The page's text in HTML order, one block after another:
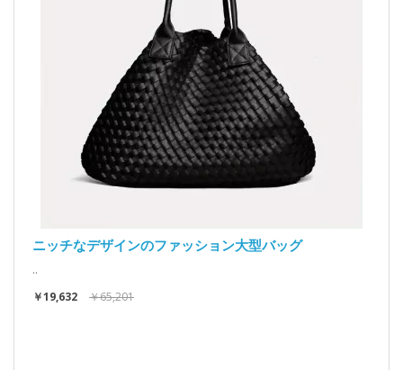
ニッチなデザインのファッション大型バッグ
..
￥19,632
￥65,201